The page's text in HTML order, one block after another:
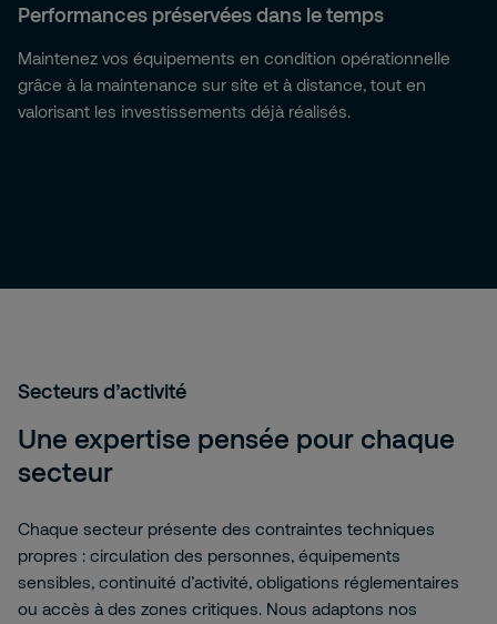
Performances préservées dans le temps
Maintenez vos équipements en condition opérationnelle
grâce à la maintenance sur site et à distance, tout en
valorisant les investissements déjà réalisés.
Secteurs d’activité
Une expertise pensée pour chaque
secteur
Chaque secteur présente des contraintes techniques
propres : circulation des personnes, équipements
sensibles, continuité d’activité, obligations réglementaires
ou accès à des zones critiques. Nous adaptons nos